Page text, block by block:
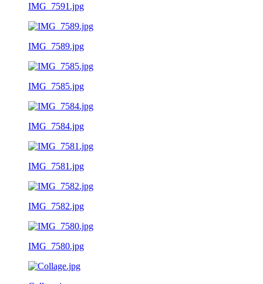
IMG_7591.jpg
IMG_7589.jpg
IMG_7585.jpg
IMG_7584.jpg
IMG_7581.jpg
IMG_7582.jpg
IMG_7580.jpg